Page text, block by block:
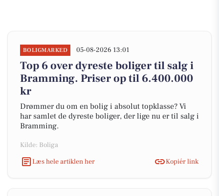
BOLIGMARKED 05-08-2026 13:01
Top 6 over dyreste boliger til salg i
Bramming. Priser op til 6.400.000
kr
Drømmer du om en bolig i absolut topklasse? Vi
har samlet de dyreste boliger, der lige nu er til salg i
Bramming.
Kilde: Boliga
Læs hele artiklen her
Kopiér link